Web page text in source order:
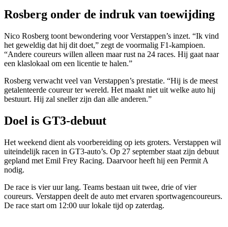
Rosberg onder de indruk van toewijding
Nico Rosberg toont bewondering voor Verstappen’s inzet. “Ik vind
het geweldig dat hij dit doet,” zegt de voormalig F1-kampioen.
“Andere coureurs willen alleen maar rust na 24 races. Hij gaat naar
een klaslokaal om een licentie te halen.”
Rosberg verwacht veel van Verstappen’s prestatie. “Hij is de meest
getalenteerde coureur ter wereld. Het maakt niet uit welke auto hij
bestuurt. Hij zal sneller zijn dan alle anderen.”
Doel is GT3-debuut
Het weekend dient als voorbereiding op iets groters. Verstappen wil
uiteindelijk racen in GT3-auto’s. Op 27 september staat zijn debuut
gepland met Emil Frey Racing. Daarvoor heeft hij een Permit A
nodig.
De race is vier uur lang. Teams bestaan uit twee, drie of vier
coureurs. Verstappen deelt de auto met ervaren sportwagencoureurs.
De race start om 12:00 uur lokale tijd op zaterdag.